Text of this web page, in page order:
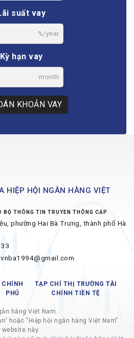
suất vay
%/year
hạn vay
month
KHOẢN VAY
HIỆP HỘI NGÂN HÀNG VIỆT
THÔNG TIN TRUYỀN THÔNG CẤP
phường Hai Bà Trưng, thành phố Hà
CHÍNH
PHỦ
TẠP CHÍ THỊ TRƯỜNG TÀI
CHÍNH TIỀN TỆ
hàng Việt Nam.
hoặc "Hiệp hội ngân hàng Việt Nam"
này.